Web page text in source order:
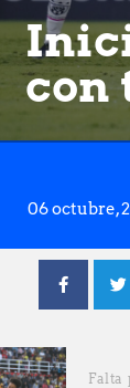
con
06 octubre,
Falta